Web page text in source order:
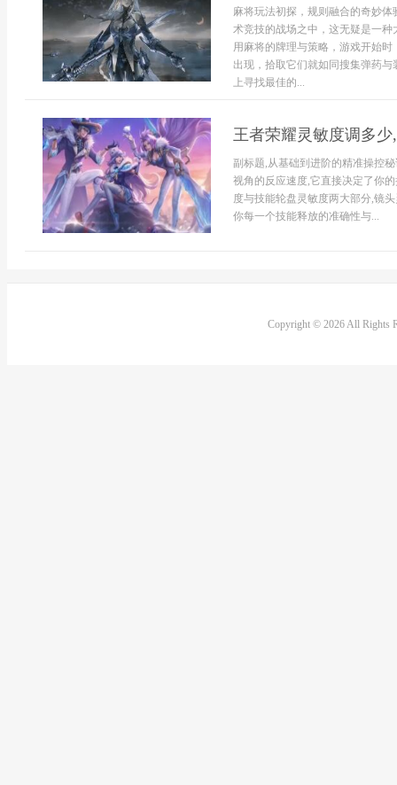
麻将玩法初探，规则融合的奇妙
术竞技的战场之中，这无疑是一
用麻将的牌理与策略，游戏开始
出现，拾取它们就如同搜集弹药
上寻找最佳的...
王者荣耀灵敏度调多
副标题,从基础到进阶的精准操控
视角的反应速度,它直接决定了你
度与技能轮盘灵敏度两大部分,镜
你每一个技能释放的准确性与...
Copyright © 2026 All Rights